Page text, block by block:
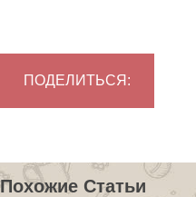
ПОДЕЛИТЬСЯ:
Похожие Статьи